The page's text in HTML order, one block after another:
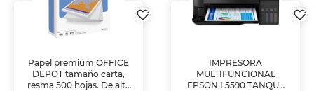
Papel premium OFFICE
DEPOT tamaño carta,
resma 500 hojas. De alta
IMPRESORA
MULTIFUNCIONAL
EPSON L5590 TANQUE